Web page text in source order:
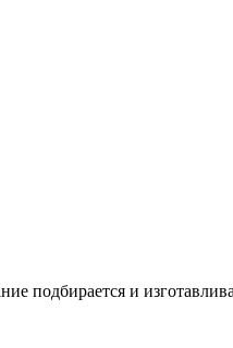
подбирается и